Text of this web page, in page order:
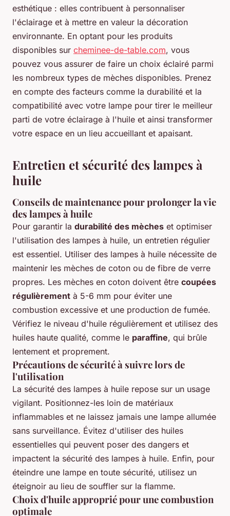
esthétique : elles contribuent à personnaliser
l'éclairage et à mettre en valeur la décoration
environnante. En optant pour les produits
disponibles sur cheminee-de-table.com, vous
pouvez vous assurer de faire un choix éclairé parmi
les nombreux types de mèches disponibles. Prenez
en compte des facteurs comme la durabilité et la
compatibilité avec votre lampe pour tirer le meilleur
parti de votre éclairage à l'huile et ainsi transformer
votre espace en un lieu accueillant et apaisant.
Entretien et sécurité des lampes à
huile
Conseils de maintenance pour prolonger la vie
des lampes à huile
Pour garantir la durabilité des mèches et optimiser
l'utilisation des lampes à huile, un entretien régulier
est essentiel. Utiliser des lampes à huile nécessite de
maintenir les mèches de coton ou de fibre de verre
propres. Les mèches en coton doivent être coupées
régulièrement à 5-6 mm pour éviter une
combustion excessive et une production de fumée.
Vérifiez le niveau d'huile régulièrement et utilisez des
huiles haute qualité, comme le paraffine, qui brûle
lentement et proprement.
Précautions de sécurité à suivre lors de
l'utilisation
La sécurité des lampes à huile repose sur un usage
vigilant. Positionnez-les loin de matériaux
inflammables et ne laissez jamais une lampe allumée
sans surveillance. Évitez d'utiliser des huiles
essentielles qui peuvent poser des dangers et
impactent la sécurité des lampes à huile. Enfin, pour
éteindre une lampe en toute sécurité, utilisez un
éteignoir au lieu de souffler sur la flamme.
Choix d'huile approprié pour une combustion
optimale